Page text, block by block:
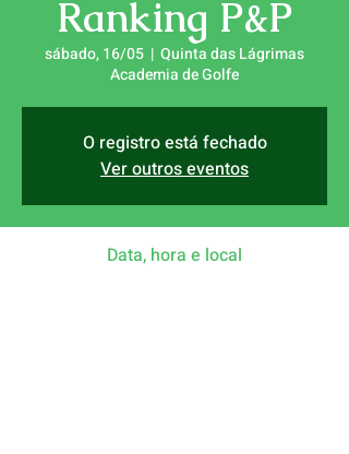
Ranking P&P
sábado, 16/05
  |
Quinta das Lágrimas
Academia de Golfe
O registro está fechado
Ver outros eventos
Data, hora e local